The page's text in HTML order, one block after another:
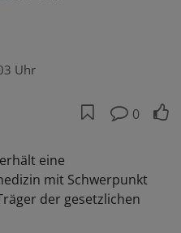
Uhr
0
eine
mit Schwerpunkt
der gesetzlichen